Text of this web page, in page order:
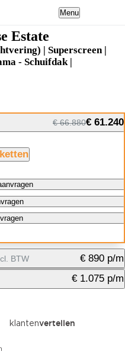
Menu
Estate
| Superscreen |
- Schuifdak |
€ 66.880€ 61.240
BTW € 890 p/m
€ 1.075 p/m